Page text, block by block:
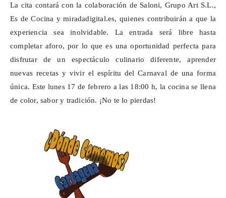
La cita contará con la colaboración de Saloni, Grupo Art S.L.,
Es de Cocina y miradadigital.es, quienes contribuirán a que la
experiencia sea inolvidable. La entrada será libre hasta
completar aforo, por lo que es una oportunidad perfecta para
disfrutar de un espectáculo culinario diferente, aprender
nuevas recetas y vivir el espíritu del Carnaval de una forma
única. Este lunes 17 de febrero a las 18:00 h, la cocina se llena
de color, sabor y tradición. ¡No te lo pierdas!